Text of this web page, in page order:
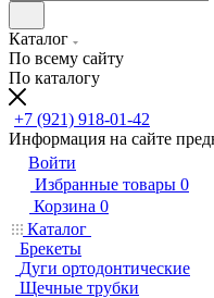
Каталог
По всему сайту
По каталогу
+7 (921) 918-01-42
Информация на сайте
Войти
Избранные товары 0
Корзина 0
Каталог
Брекеты
Дуги ортодонтические
Щечные трубки